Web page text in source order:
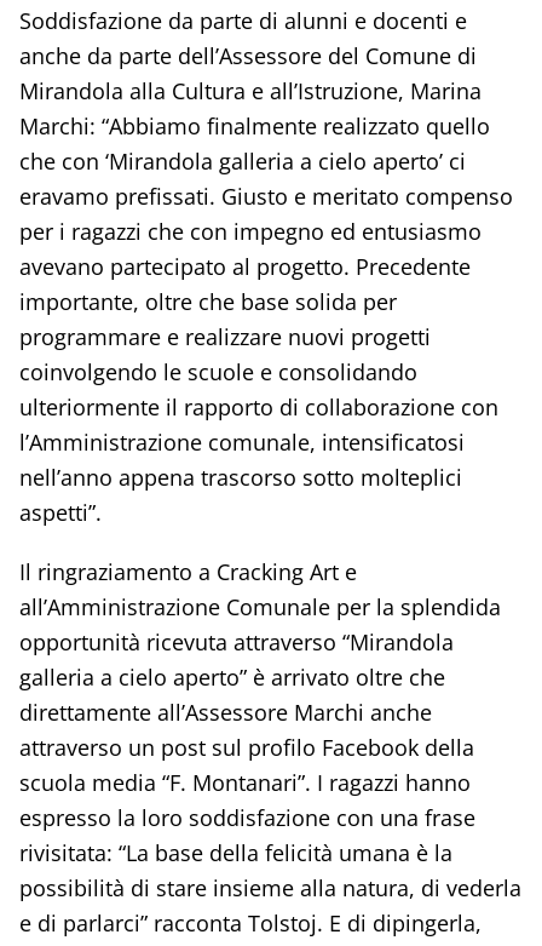
Soddisfazione da parte di alunni e docenti e
anche da parte dell’Assessore del Comune di
Mirandola alla Cultura e all’Istruzione, Marina
Marchi: “Abbiamo finalmente realizzato quello
che con ‘Mirandola galleria a cielo aperto’ ci
eravamo prefissati. Giusto e meritato compenso
per i ragazzi che con impegno ed entusiasmo
avevano partecipato al progetto. Precedente
importante, oltre che base solida per
programmare e realizzare nuovi progetti
coinvolgendo le scuole e consolidando
ulteriormente il rapporto di collaborazione con
l’Amministrazione comunale, intensificatosi
nell’anno appena trascorso sotto molteplici
aspetti”.
Il ringraziamento a Cracking Art e
all’Amministrazione Comunale per la splendida
opportunità ricevuta attraverso “Mirandola
galleria a cielo aperto” è arrivato oltre che
direttamente all’Assessore Marchi anche
attraverso un post sul profilo Facebook della
scuola media “F. Montanari”. I ragazzi hanno
espresso la loro soddisfazione con una frase
rivisitata: “La base della felicità umana è la
possibilità di stare insieme alla natura, di vederla
e di parlarci” racconta Tolstoj. E di dipingerla,